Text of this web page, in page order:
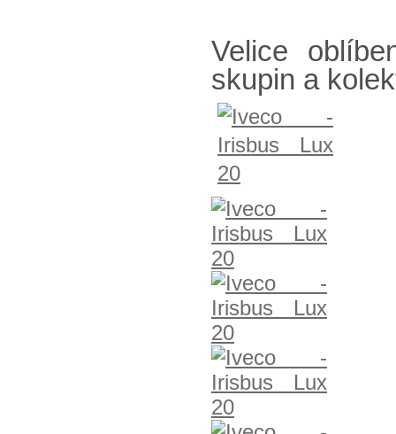
Velice
skupin a